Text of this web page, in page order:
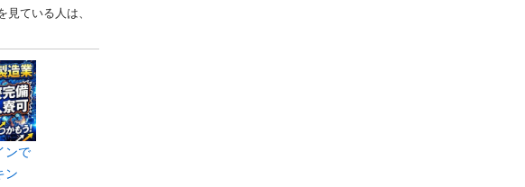
ている人は、
ンで
ン